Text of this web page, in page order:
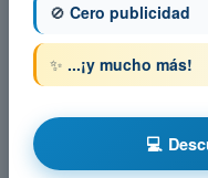
🚫 Cero publicidad
✨ ...¡y mucho más!
💻